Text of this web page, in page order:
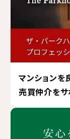
マンションを
売買仲介をサ